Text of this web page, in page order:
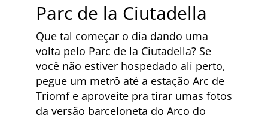
Parc de la Ciutadella
Que tal começar o dia dando uma
volta pelo Parc de la Ciutadella? Se
você não estiver hospedado ali perto,
pegue um metrô até a estação Arc de
Triomf e aproveite pra tirar umas fotos
da versão barceloneta do Arco do